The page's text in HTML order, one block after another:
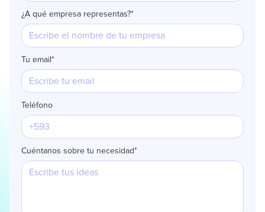
¿A qué empresa representas?*
Tu email*
Teléfono
Cuéntanos sobre tu necesidad*